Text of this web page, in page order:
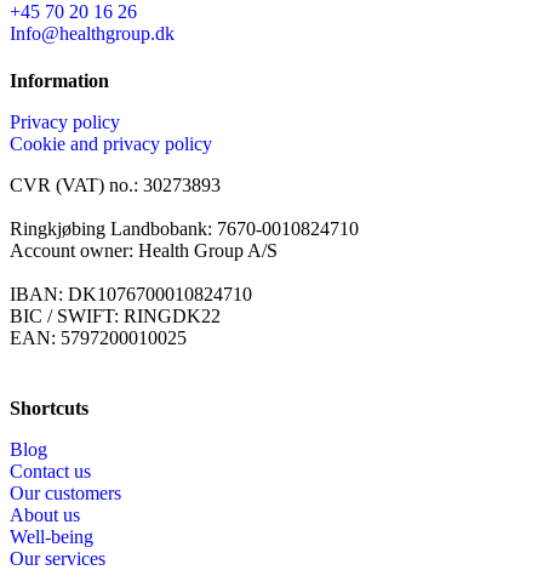
+45 70 20 16 26
Info@healthgroup.dk
Information
Privacy policy
Cookie and privacy policy
CVR (VAT) no.: 30273893
Ringkjøbing Landbobank: 7670-0010824710
Account owner: Health Group A/S
IBAN: DK1076700010824710
BIC / SWIFT: RINGDK22
EAN: 5797200010025
Shortcuts
Blog
Contact us
Our customers
About us
Well-being
Our services